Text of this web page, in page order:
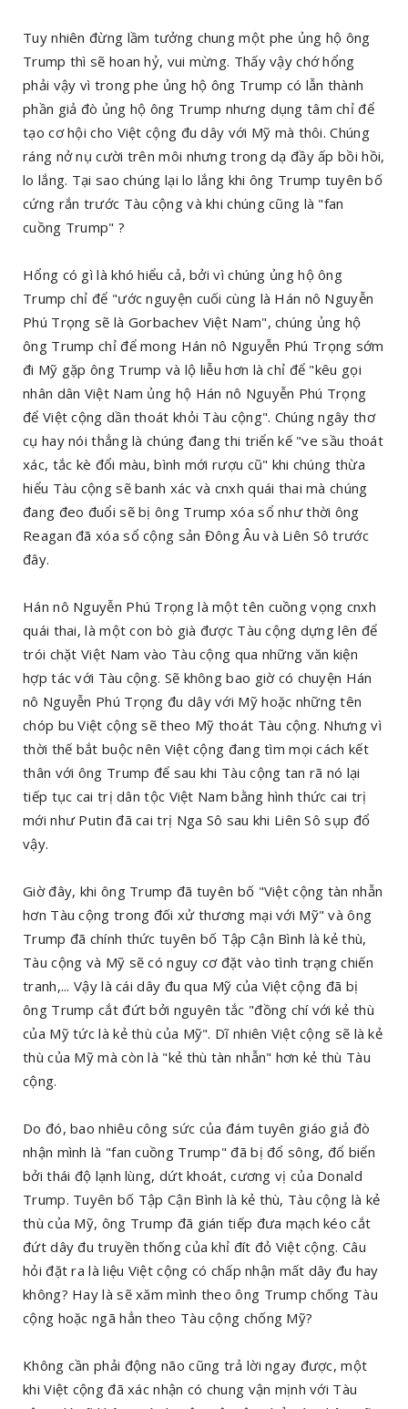
Tuy nhiên đừng lầm tưởng chung một phe ủng hộ ông
Trump thì sẽ hoan hỷ, vui mừng. Thấy vậy chớ hổng
phải vậy vì trong phe ủng hộ ông Trump có lẫn thành
phần giả đò ủng hộ ông Trump nhưng dụng tâm chỉ để
tạo cơ hội cho Việt cộng đu dây với Mỹ mà thôi. Chúng
ráng nở nụ cười trên môi nhưng trong dạ đầy ấp bồi hồi,
lo lắng. Tại sao chúng lại lo lắng khi ông Trump tuyên bố
cứng rắn trước Tàu cộng và khi chúng cũng là "fan
cuồng Trump" ?
Hổng có gì là khó hiểu cả, bởi vì chúng ủng hộ ông
Trump chỉ để "ước nguyện cuối cùng là Hán nô Nguyễn
Phú Trọng sẽ là Gorbachev Việt Nam", chúng ủng hộ
ông Trump chỉ để mong Hán nô Nguyễn Phú Trọng sớm
đi Mỹ gặp ông Trump và lộ liễu hơn là chỉ để "kêu gọi
nhân dân Việt Nam ủng hộ Hán nô Nguyễn Phú Trọng
để Việt cộng dần thoát khỏi Tàu cộng". Chúng ngây thơ
cụ hay nói thẳng là chúng đang thi triển kế "ve sầu thoát
xác, tắc kè đổi màu, bình mới rượu cũ" khi chúng thừa
hiểu Tàu cộng sẽ banh xác và cnxh quái thai mà chúng
đang đeo đuổi sẽ bị ông Trump xóa sổ như thời ông
Reagan đã xóa sổ cộng sản Đông Âu và Liên Sô trước
đây.
Hán nô Nguyễn Phú Trọng là một tên cuồng vọng cnxh
quái thai, là một con bò già được Tàu cộng dựng lên để
trói chặt Việt Nam vào Tàu cộng qua những văn kiện
hợp tác với Tàu cộng. Sẽ không bao giờ có chuyện Hán
nô Nguyễn Phú Trọng đu dây với Mỹ hoặc những tên
chóp bu Việt cộng sẽ theo Mỹ thoát Tàu cộng. Nhưng vì
thời thế bắt buộc nên Việt cộng đang tìm mọi cách kết
thân với ông Trump để sau khi Tàu cộng tan rã nó lại
tiếp tục cai trị dân tộc Việt Nam bằng hình thức cai trị
mới như Putin đã cai trị Nga Sô sau khi Liên Sô sụp đổ
vậy.
Giờ đây, khi ông Trump đã tuyên bố "Việt cộng tàn nhẫn
hơn Tàu cộng trong đối xử thương mại với Mỹ" và ông
Trump đã chính thức tuyên bố Tập Cận Bình là kẻ thù,
Tàu cộng và Mỹ sẽ có nguy cơ đặt vào tình trạng chiến
tranh,... Vậy là cái dây đu qua Mỹ của Việt cộng đã bị
ông Trump cắt đứt bởi nguyên tắc "đồng chí với kẻ thù
của Mỹ tức là kẻ thù của Mỹ". Dĩ nhiên Việt cộng sẽ là kẻ
thù của Mỹ mà còn là "kẻ thù tàn nhẫn" hơn kẻ thù Tàu
cộng.
Do đó, bao nhiêu công sức của đám tuyên giáo giả đò
nhận mình là "fan cuồng Trump" đã bị đổ sông, đổ biển
bởi thái độ lạnh lùng, dứt khoát, cương vị của Donald
Trump. Tuyên bố Tập Cận Bình là kẻ thù, Tàu cộng là kẻ
thù của Mỹ, ông Trump đã gián tiếp đưa mạch kéo cắt
đứt dây đu truyền thống của khỉ đít đỏ Việt cộng. Câu
hỏi đặt ra là liệu Việt cộng có chấp nhận mất dây đu hay
không? Hay là sẽ xăm mình theo ông Trump chống Tàu
cộng hoặc ngã hẳn theo Tàu cộng chống Mỹ?
Không cần phải động não cũng trả lời ngay được, một
khi Việt cộng đã xác nhận có chung vận mịnh với Tàu